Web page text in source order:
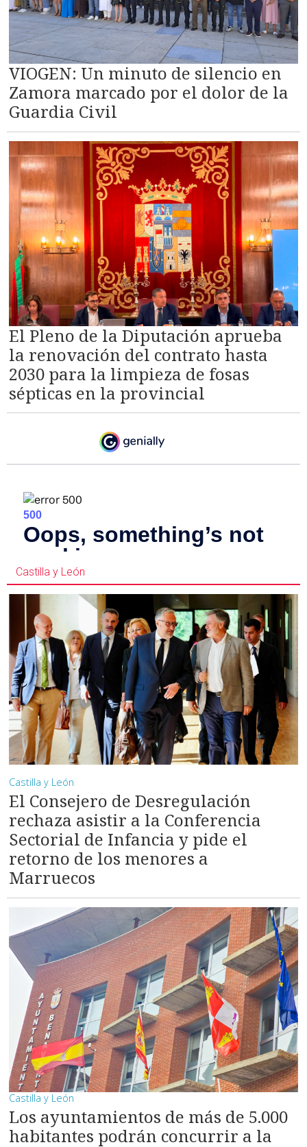
VIOGEN: Un minuto de silencio en
Zamora marcado por el dolor de la
Guardia Civil
El Pleno de la Diputación aprueba
la renovación del contrato hasta
2030 para la limpieza de fosas
sépticas en la provincial
Castilla y León
Castilla y León
El Consejero de Desregulación
rechaza asistir a la Conferencia
Sectorial de Infancia y pide el
retorno de los menores a
Marruecos
Castilla y León
Los ayuntamientos de más de 5.000
habitantes podrán concurrir a la